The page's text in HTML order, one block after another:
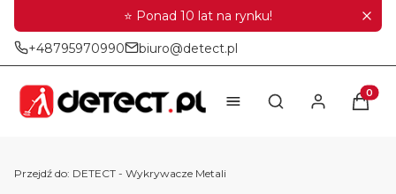
⭐ Ponad 10 lat na rynku!
+48795970990 biuro@detect.pl
Otwórz
Przejdź do: DETECT - Wykrywacze Metali